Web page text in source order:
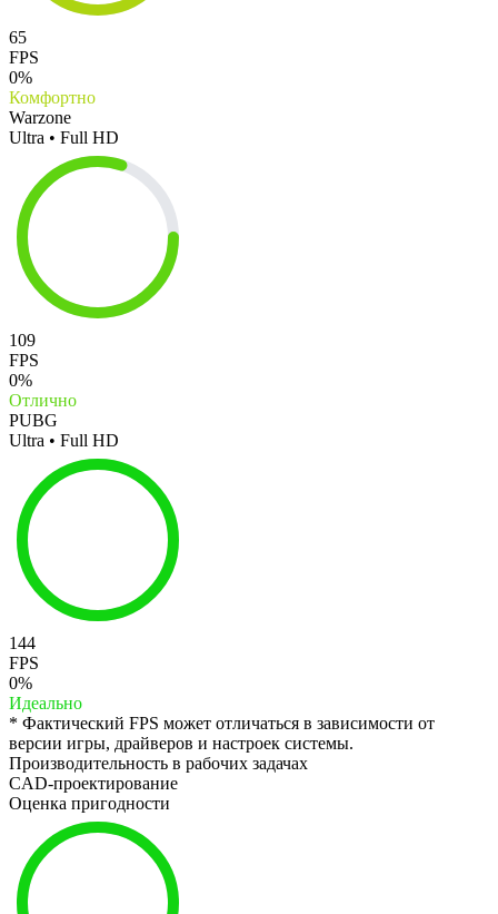
65
FPS
0%
Комфортно
Warzone
Ultra • Full HD
109
FPS
0%
Отлично
PUBG
Ultra • Full HD
144
FPS
0%
Идеально
* Фактический FPS может отличаться в зависимости от
версии игры, драйверов и настроек системы.
Производительность в рабочих задачах
CAD-проектирование
Оценка пригодности